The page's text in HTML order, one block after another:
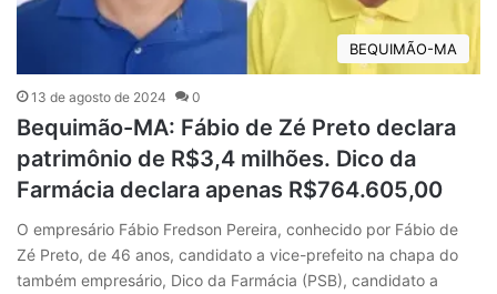
BEQUIMÃO-MA
13 de agosto de 2024 0
Bequimão-MA: Fábio de Zé Preto declara
patrimônio de R$3,4 milhões. Dico da
Farmácia declara apenas R$764.605,00
O empresário Fábio Fredson Pereira, conhecido por Fábio de
Zé Preto, de 46 anos, candidato a vice-prefeito na chapa do
também empresário, Dico da Farmácia (PSB), candidato a